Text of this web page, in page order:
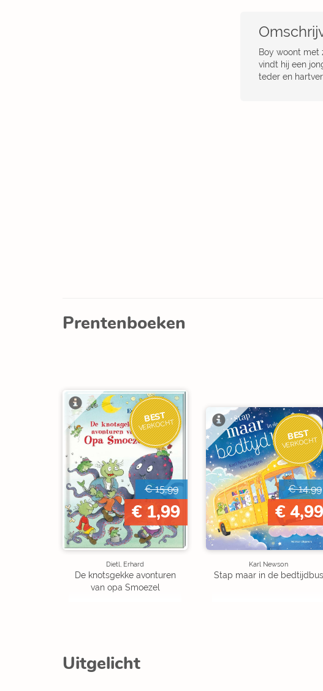
Boy woont met
vindt hij een
teder en
Prentenboeken
BEST
VERKOCHT
€ 15,99
€ 1,99
Dietl, Erhard
De knotsgekke avonturen
van opa Smoezel
BEST
VERKOCHT
€ 14,99
€ 4,99
Karl Newson
Stap maar in de bedtijdbus
Uitgelicht